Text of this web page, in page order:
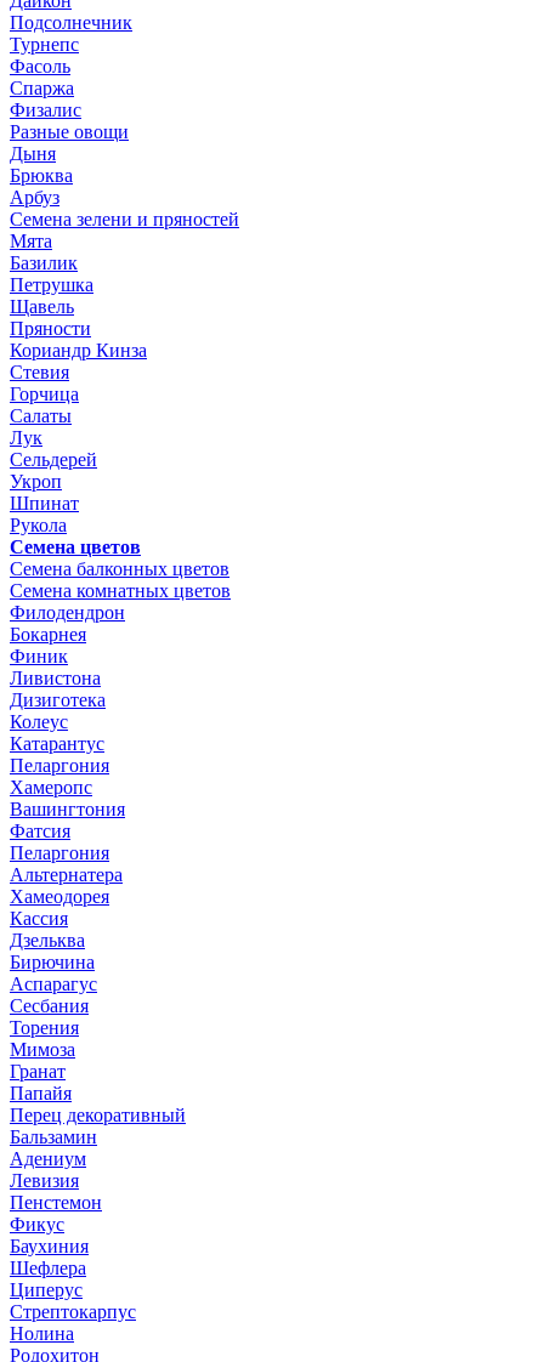
Подсолнечник
Турнепс
Фасоль
Спаржа
Физалис
Разные овощи
Дыня
Брюква
Арбуз
Семена зелени и пряностей
Мята
Базилик
Петрушка
Щавель
Пряности
Кориандр Кинза
Стевия
Горчица
Салаты
Лук
Сельдерей
Укроп
Шпинат
Рукола
Семена цветов
Семена балконных цветов
Семена комнатных цветов
Филодендрон
Бокарнея
Финик
Ливистона
Дизиготека
Колеус
Катарантус
Пеларгония
Хамеропс
Вашингтония
Фатсия
Пеларгония
Альтернатера
Хамеодорея
Кассия
Дзельква
Бирючина
Аспарагус
Сесбания
Торения
Мимоза
Гранат
Папайя
Перец декоративный
Бальзамин
Адениум
Левизия
Пенстемон
Фикус
Баухиния
Шефлера
Циперус
Стрептокарпус
Нолина
Родохитон